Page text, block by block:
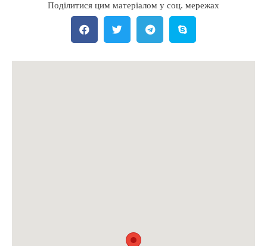
Поділитися цим матеріалом у соц. мережах